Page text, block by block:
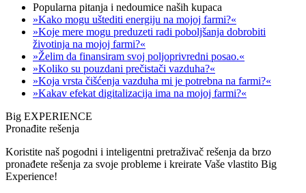
Popularna pitanja i nedoumice naših kupaca
»Kako mogu uštediti energiju na mojoj farmi?«
»Koje mere mogu preduzeti radi poboljšanja dobrobiti
životinja na mojoj farmi?«
»Želim da finansiram svoj poljoprivredni posao.«
»Koliko su pouzdani prečistači vazduha?«
»Koja vrsta čišćenja vazduha mi je potrebna na farmi?«
»Kakav efekat digitalizacija ima na mojoj farmi?«
Big EXPERIENCE
Pronađite rešenja
Koristite naš pogodni i inteligentni pretraživač rešenja da brzo
pronađete rešenja za svoje probleme i kreirate Vaše vlastito Big
Experience!